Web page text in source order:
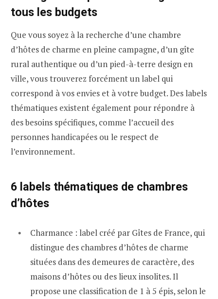
tous les budgets
Que vous soyez à la recherche d’une chambre
d’hôtes de charme en pleine campagne, d’un gîte
rural authentique ou d’un pied-à-terre design en
ville, vous trouverez forcément un label qui
correspond à vos envies et à votre budget. Des labels
thématiques existent également pour répondre à
des besoins spécifiques, comme l’accueil des
personnes handicapées ou le respect de
l’environnement.
6 labels thématiques de chambres
d’hôtes
Charmance : label créé par Gîtes de France, qui
distingue des chambres d’hôtes de charme
situées dans des demeures de caractère, des
maisons d’hôtes ou des lieux insolites. Il
propose une classification de 1 à 5 épis, selon le